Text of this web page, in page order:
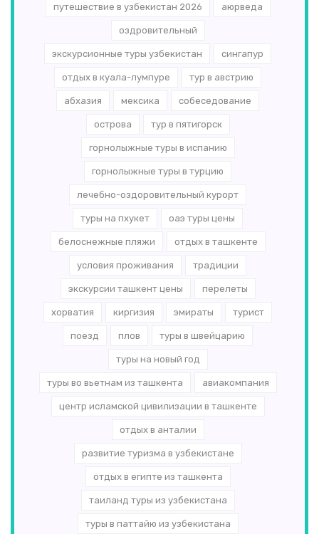
путешествие в узбекистан 2026 аюрведа
оздровительный
экскурсионные туры узбекистан сингапур
отдых в куала-лумпуре тур в австрию
абхазия мексика собеседование
острова тур в пятигорск
горнолыжные туры в испанию
горнолыжные туры в турцию
лечебно-оздоровительный курорт
туры на пхукет оаэ туры цены
белоснежные пляжи отдых в ташкенте
условия проживания традиции
экскурсии ташкент цены перелеты
хорватия киргизия эмираты турист
поезд плов туры в швейцарию
туры на новый год
туры во вьетнам из ташкента авиакомпания
центр исламской цивилизации в ташкенте
отдых в анталии
развитие туризма в узбекистане
отдых в египте из ташкента
таиланд туры из узбекистана
туры в паттайю из узбекистана